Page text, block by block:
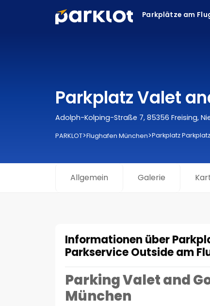
Parkplätze am
Parkplatz Valet
Adolph-Kolping-Straße 7, 85356 Freising,
PARKLOT>Flughafen München>Parkplatz
Allgemein Galerie
Informationen über
Parkservice Outside am
Parking Valet and
München